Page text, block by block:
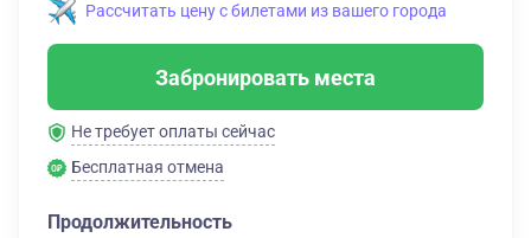
Рассчитать цену с билетами из вашего города
Забронировать места
Не требует оплаты сейчас
Бесплатная отмена
Продолжительность